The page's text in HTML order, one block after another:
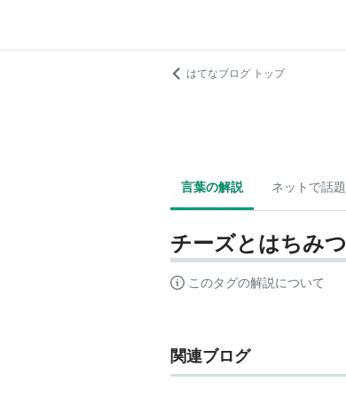
はてなブログ トップ
言葉の解説 ネットで話題
チーズとはちみつ
このタグの解説について
関連ブログ